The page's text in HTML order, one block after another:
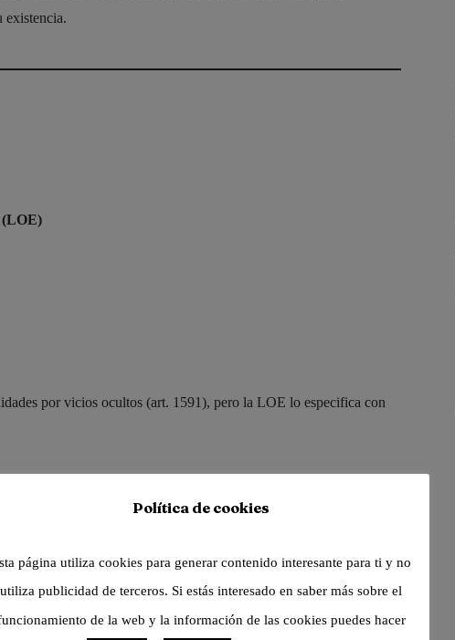
existencia.
(LOE)
por vicios ocultos (art. 1591), pero la LOE lo especifica con
la compañía aseguradora puede repetir contra nosotros si se
Política de cookies
página utiliza cookies para generar contenido interesante para ti y no
utiliza publicidad de terceros. Si estás interesado en saber más sobre el
de la web y la información de las cookies puedes hacer